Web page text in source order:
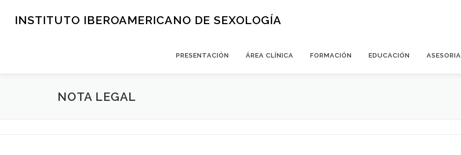
INSTITUTO IBEROAMERICANO DE SEXOLOGÍA
PRESENTACIÓN ÁREA CLÍNICA FORMACIÓN EDUCACIÓN ASESORIA
NOTA LEGAL